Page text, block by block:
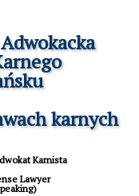
karnych
Karnista
Lawyer